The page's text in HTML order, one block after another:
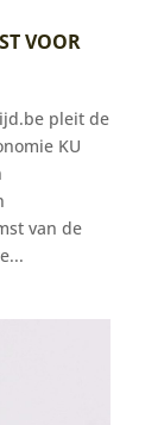
VOOR
pleit de
KU
van de